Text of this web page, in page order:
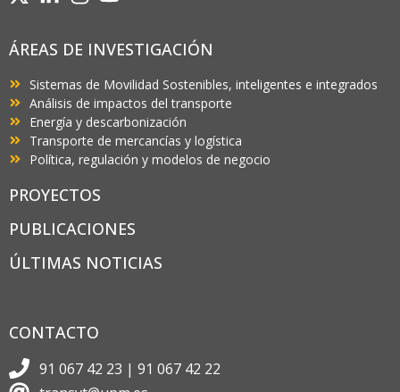
ÁREAS DE INVESTIGACIÓN
Sistemas de Movilidad Sostenibles, inteligentes e integrados
Análisis de impactos del transporte
Energía y descarbonización
Transporte de mercancías y logística
Política, regulación y modelos de negocio
PROYECTOS
PUBLICACIONES
ÚLTIMAS NOTICIAS
CONTACTO
91 067 42 23 | 91 067 42 22